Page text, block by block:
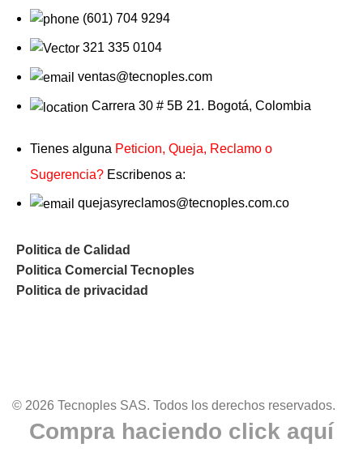
(601) 704 9294
321 335 0104
ventas@tecnoples.com
Carrera 30 # 5B 21. Bogotá, Colombia
Tienes alguna Peticion, Queja, Reclamo o
Sugerencia? Escribenos a:
quejasyreclamos@tecnoples.com.co
Politica de Calidad
Politica Comercial Tecnoples
Politica de privacidad
© 2026 Tecnoples SAS. Todos los derechos reservados.
Compra haciendo click aquí